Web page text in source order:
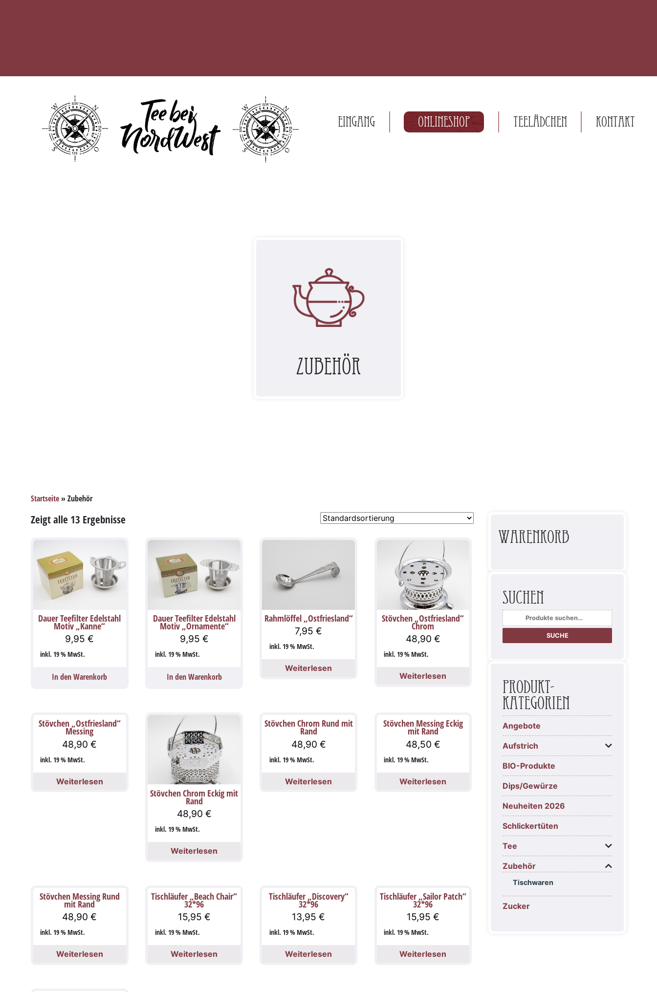
Eingang Onlineshop Teelädchen Kontakt
Zubehör
Startseite »Zubehör
Zeigt alle 13 Ergebnisse
Dauer Teefilter Edelstahl
Motiv „Kanne“
9,95€
inkl. 19 % MwSt.
In den Warenkorb
Dauer Teefilter Edelstahl
Motiv „Ornamente“
9,95 €
inkl. 19 % MwSt.
In den Warenkorb
Rahmlöffel „Ostfriesland“
7,95€
inkl. 19 % MwSt.
Weiterlesen
Stövchen „Ostfriesland“
Chrom
48,90 €
inkl. 19 % MwSt.
Weiterlesen
Stövchen „Ostfriesland“
Messing
48,90€
inkl. 19 % MwSt.
Weiterlesen
Stövchen Chrom Eckig mit
Rand
48,90 €
inkl. 19 % MwSt.
Weiterlesen
Stövchen Chrom Rund mit
Rand
48,90 €
inkl. 19 % MwSt.
Weiterlesen
Stövchen Messing Eckig
mit Rand
48,50 €
inkl. 19 % MwSt.
Weiterlesen
Stövchen Messing Rund
mit Rand
48,90€
inkl. 19 % MwSt.
Weiterlesen
Tischläufer „Beach Chair“
32*96
15,95 €
inkl. 19 % MwSt.
Weiterlesen
Tischläufer „Discovery“
32*96
13,95€
inkl. 19 % MwSt.
Weiterlesen
Tischläufer „Sailor Patch“
32*96
15,95 €
inkl. 19 % MwSt.
Weiterlesen
Warenkorb
Suchen
Suche
nach:
SUCHE
Produkt-
Kategorien
Angebote
Aufstrich
BIO-Produkte
Dips/Gewürze
Neuheiten 2026
Schlickertüten
Tee
Zubehör
Tischwaren
Zucker